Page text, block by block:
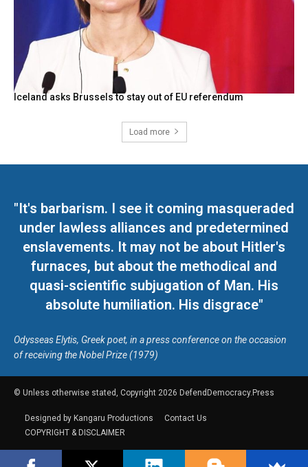
Iceland asks Brussels to stay out of EU referendum
Load more
"It's barbarism. I see it coming masqueraded
under lawless alliances and predetermined
enslavements. It may not be about Hitler's
furnaces, but about the methodical and
quasi-scientific subjugation of Man. His
absolute humiliation. His disgrace"
Odysseas Elytis, Greek poet, in a press conference on the occasion
of receiving the Nobel Prize (1979)
© Unless otherwise stated, Copyright 2026 DefendDemocracy.Press
Designed by Kangaru Productions
Contact Us
COPYRIGHT & DISCLAIMER